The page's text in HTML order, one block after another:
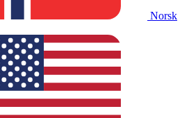
Norsk